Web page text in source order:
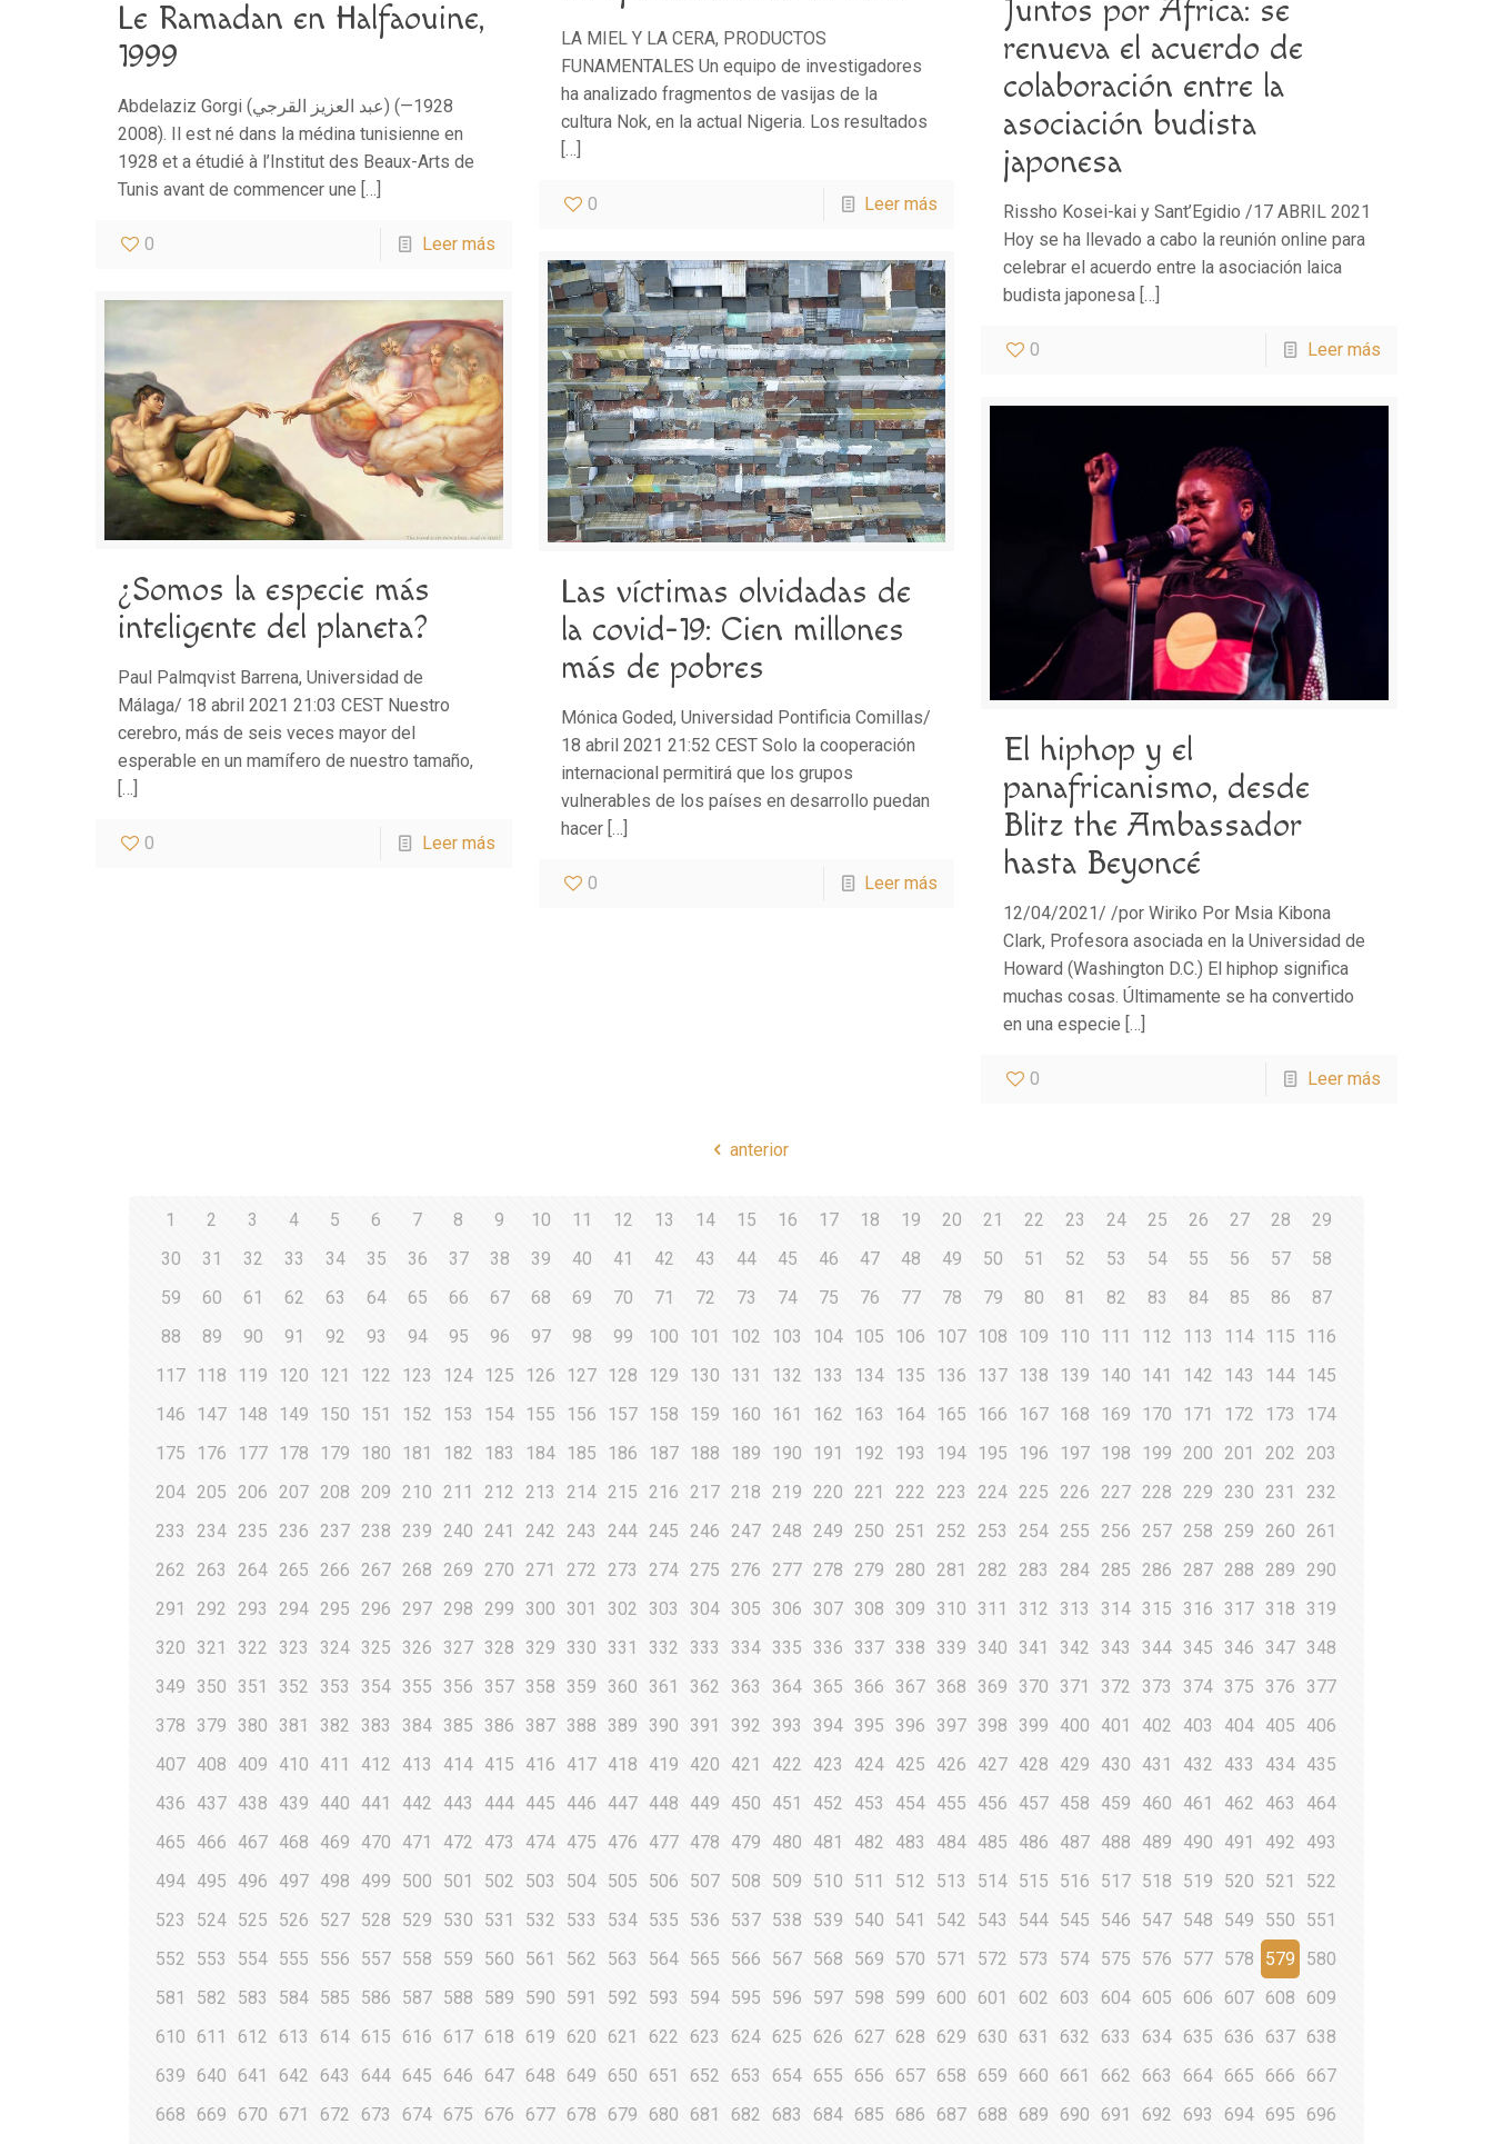
LA MIEL Y LA CERA, PRODUCTOS
FUNAMENTALES Un equipo de investigadores
ha analizado fragmentos de vasijas de la
cultura Nok, en la actual Nigeria. Los resultados
[…]
0 Leer más
Juntos por África: se
renueva el acuerdo de
colaboración entre la
asociación budista
japonesa
Rissho Kosei-kai y Sant’Egidio /17 ABRIL 2021
Hoy se ha llevado a cabo la reunión online para
celebrar el acuerdo entre la asociación laica
budista japonesa […]
0 Leer más
Le Ramadan en Halfaouine,
1999
Abdelaziz Gorgi (عبد العزيز القرجي) (1928—
2008). Il est né dans la médina tunisienne en
1928 et a étudié à l’Institut des Beaux-Arts de
Tunis avant de commencer une […]
0 Leer más
Las víctimas olvidadas de
la covid-19: Cien millones
más de pobres
Mónica Goded, Universidad Pontificia Comillas/
18 abril 2021 21:52 CEST Solo la cooperación
internacional permitirá que los grupos
vulnerables de los países en desarrollo puedan
hacer[…]
0 Leer más
¿Somos la especie más
inteligente del planeta?
Paul Palmqvist Barrena, Universidad de
Málaga/ 18 abril 2021 21:03 CEST Nuestro
cerebro, más de seis veces mayor del
esperable en un mamífero de nuestro tamaño,
[…]
0 Leer más
El hiphop y el
panafricanismo, desde
Blitz the Ambassador
hasta Beyoncé
12/04/2021/ /por Wiriko Por Msia Kibona
Clark, Profesora asociada en la Universidad de
Howard (Washington D.C.) El hiphop significa
muchas cosas. Últimamente se ha convertido
en una especie […]
0 Leer más
anterior
1 2 3 4 5 6 7 8 9 10 11 12 13 14 15 16 17 18 19 20 21 22 23 24 25 26 27 28
29
30
31 32 33 34 35 36 37 38 39 40 41 42 43 44 45 46 47 48 49 50 51 52 53 54 55 56 57
58
59
60 61 62 63 64 65 66 67 68 69 70 71 72 73 74 75 76 77 78 79 80 81 82 83 84 85 86
87
88
89 90 91 92 93 94 95 96 97 98 99 100 101 102 103 104 105 106 107 108 109 110 111 112 113 114 115
116
117 118 119 120 121 122 123 124 125 126 127 128 129 130 131 132 133 134 135 136 137 138 139 140 141 142 143 144 145
146
147 148 149 150 151 152 153 154 155 156 157 158 159 160 161 162 163 164 165 166 167 168 169 170 171 172 173
174
175
176 177 178 179 180 181 182 183 184 185 186 187 188 189 190 191 192 193 194 195 196 197 198 199 200 201 202
203
204 205 206 207 208 209 210 211 212 213 214 215 216 217 218 219 220 221 222 223 224 225 226 227 228 229 230 231
232
233
234 235 236 237 238 239 240 241 242 243 244 245 246 247 248 249 250 251 252 253 254 255 256 257 258 259 260
261
262
263 264 265 266 267 268 269 270 271 272 273 274 275 276 277 278 279 280 281 282 283 284 285 286 287 288 289
290
291
292 293 294 295 296 297 298 299 300 301 302 303 304 305 306 307 308 309 310 311 312 313 314 315 316 317 318
319
320
321 322 323 324 325 326 327 328 329 330 331 332 333 334 335 336 337 338 339 340 341 342 343 344 345 346 347 348
349
350 351 352 353 354 355 356 357 358 359 360 361 362 363 364 365 366 367 368 369 370 371 372 373 374 375 376
377
378
379 380 381 382 383 384 385 386 387 388 389 390 391 392 393 394 395 396 397 398 399 400 401 402 403 404 405
406
407 408 409 410 411 412 413 414 415 416 417 418 419 420 421 422 423 424 425 426 427 428 429 430 431 432 433 434 435
436
437 438 439 440 441 442 443 444 445 446 447 448 449 450 451 452 453 454 455 456 457 458 459 460 461 462 463
464
465
466 467 468 469 470 471 472 473 474 475 476 477 478 479 480 481 482 483 484 485 486 487 488 489 490 491 492
493
494 495 496 497 498 499 500 501 502 503 504 505 506 507 508 509 510 511 512 513 514 515 516 517 518 519 520 521
522
523
524 525 526 527 528 529 530 531 532 533 534 535 536 537 538 539 540 541 542 543 544 545 546 547 548 549 550
551
552
553 554 555 556 557 558 559 560 561 562 563 564 565 566 567 568 569 570 571 572 573 574 575 576 577 578 579
580
581
582 583 584 585 586 587 588 589 590 591 592 593 594 595 596 597 598 599 600 601 602 603 604 605 606 607 608
609
610
611 612 613 614 615 616 617 618 619 620 621 622 623 624 625 626 627 628 629 630 631 632 633 634 635 636 637 638
639
640 641 642 643 644 645 646 647 648 649 650 651 652 653 654 655 656 657 658 659 660 661 662 663 664 665 666
667
668
669 670 671 672 673 674 675 676 677 678 679 680 681 682 683 684 685 686 687 688 689 690 691 692 693 694 695
696